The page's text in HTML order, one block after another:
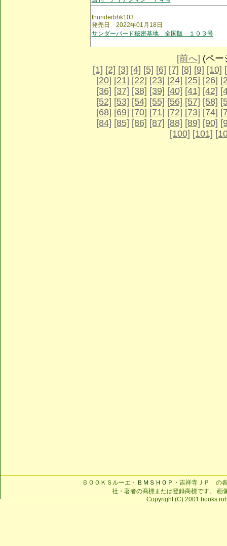
thunderbhk103
発売日 2022年01月18日
サンダーバード秘密基地 全国版 １０３号
[前へ] (ペ
[1] [2] [3] [4] [5] [6] [7] [8] [9] [10]
[20] [21] [22] [23] [24] [25] [26]
[36] [37] [38] [39] [40] [41] [42]
[52] [53] [54] [55] [56] [57] [58]
[68] [69] [70] [71] [72] [73] [74]
[84] [85] [86] [87] [88] [89] [90]
[100] [101]
ＢＯＯＫＳルーエ・ ＢＭＳＨＯＰ ・吉祥寺ＪＰ の
社・著者の商標または登録商標です。 画
Copyright (C) 2001 books